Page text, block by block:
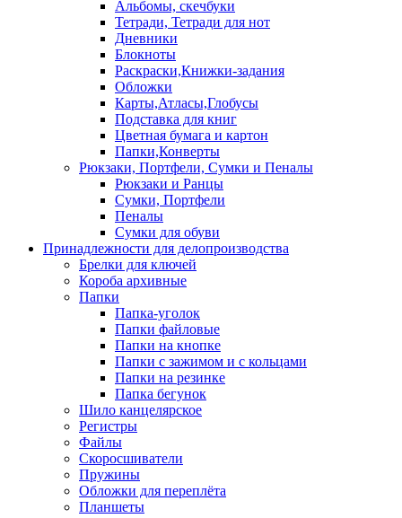
Альбомы, скечбуки
Тетради, Тетради для нот
Дневники
Блокноты
Раскраски,Книжки-задания
Обложки
Карты,Атласы,Глобусы
Подставка для книг
Цветная бумага и картон
Папки,Конверты
Рюкзаки, Портфели, Сумки и Пеналы
Рюкзаки и Ранцы
Сумки, Портфели
Пеналы
Сумки для обуви
Принадлежности для делопроизводства
Брелки для ключей
Короба архивные
Папки
Папка-уголок
Папки файловые
Папки на кнопке
Папки с зажимом и с кольцами
Папки на резинке
Папка бегунок
Шило канцелярское
Регистры
Файлы
Скоросшиватели
Пружины
Обложки для переплёта
Планшеты